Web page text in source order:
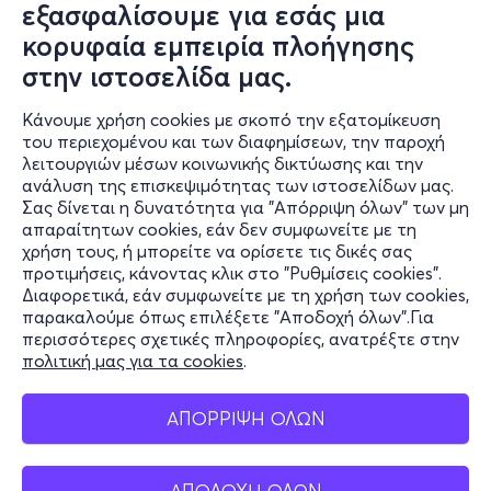
εξασφαλίσουμε για εσάς μια
κορυφαία εμπειρία πλοήγησης
στην ιστοσελίδα μας.
Κάνουμε χρήση cookies με σκοπό την εξατομίκευση
του περιεχομένου και των διαφημίσεων, την παροχή
λειτουργιών μέσων κοινωνικής δικτύωσης και την
ανάλυση της επισκεψιμότητας των ιστοσελίδων μας.
Σας δίνεται η δυνατότητα για "Απόρριψη όλων" των μη
απαραίτητων cookies, εάν δεν συμφωνείτε με τη
χρήση τους, ή μπορείτε να ορίσετε τις δικές σας
προτιμήσεις, κάνοντας κλικ στο "Ρυθμίσεις cookies".
Διαφορετικά, εάν συμφωνείτε με τη χρήση των cookies,
παρακαλούμε όπως επιλέξετε "Αποδοχή όλων".Για
περισσότερες σχετικές πληροφορίες, ανατρέξτε στην
πολιτική μας για τα cookies.
ΑΠΟΡΡΙΨΗ ΟΛΩΝ
Τη συναυλία της Αθήνας θα ανοίξουν οι δικοί μας πανκ
θρύλοι "the STRESS" σε μια από τις σπάνιες εμφανίσεις
τους.
*the STRESS*
Οι Stress ερμηνεύουν τις δύο δισκογραφικές δουλειές
τους, Ήχος της ανασφάλειας LP και τα δύο ΕΡ Athens
burning. Σε μια αναζήτησή που κρατάει 4 δεκαετίες
τώρα, παρουσιάζουν μια έγκαιρη ανάλυση της τέχνης
τους, της μουσικής τους και της ηθικής τους που
επηρέασε όσους δεν είχαν θέση σε μια βάναυση εχθρική
κοινωνία. Οι δύο της αρχικής σύνθεσης των Stress 1981
Λούης και Κώστας μαζί με τρία νέα μέλη στην σύνθεσή
τους: τη Δανάη στα πλήκτρα (μέλος των PsychoΤropica
& Jammaroots), το Γιώργο στην κιθάρα (Cartoons
& Dirty old dogs), και τον Κώστα στα ντραμς (επίσης
20:30
BUZZCOCKS live in Greece! 50years
anniversary
Πίνδου 1, Λαδάδικα Θεσσαλονίκης
Eightball Club - Θεσσαλονίκη
από 23€
Πληροφορίες
Εισιτήρια